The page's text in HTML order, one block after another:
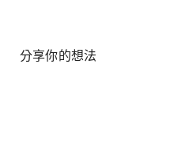
分享你的想法